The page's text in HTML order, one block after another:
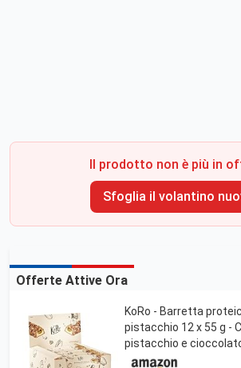
Il prodotto non è più in
Sfoglia il volantino
Offerte Attive Ora
KoRo - Barretta
pistacchio 12 x 55 g -
pistacchio e
proteine: 14 g per